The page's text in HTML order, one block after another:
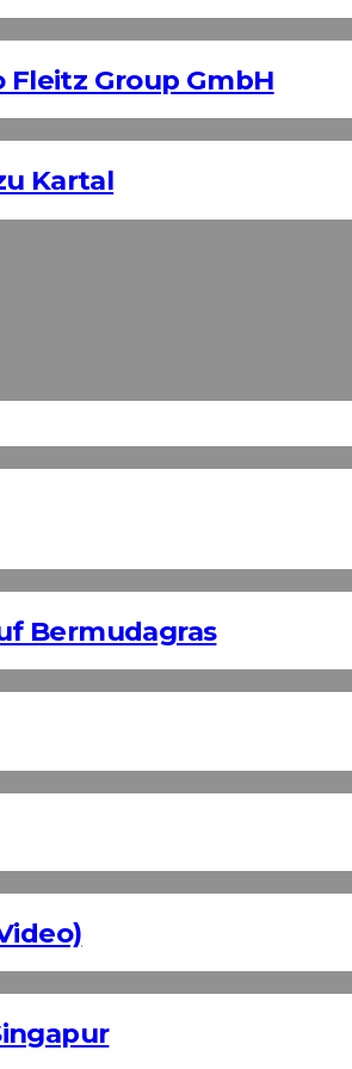
Fleitz Group GmbH
Kartal
Bermudagras